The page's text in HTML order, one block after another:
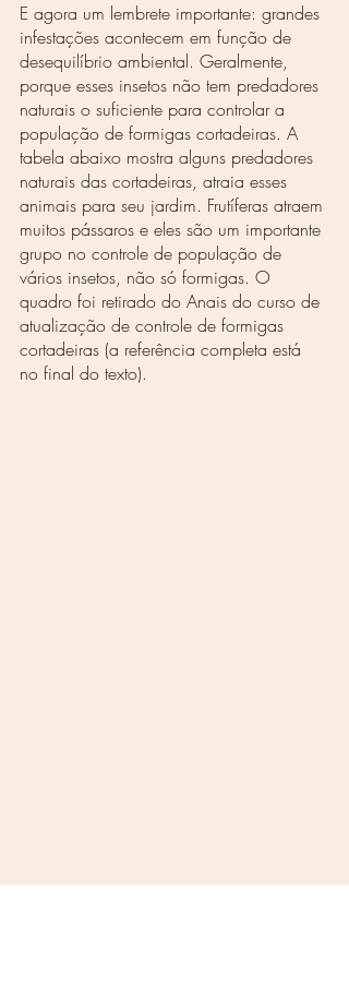
E agora um lembrete importante: grandes
infestações acontecem em função de
desequilíbrio ambiental. Geralmente,
porque esses insetos não tem predadores
naturais o suficiente para controlar a
população de formigas cortadeiras. A
tabela abaixo mostra alguns predadores
naturais das cortadeiras, atraia esses
animais para seu jardim. Frutíferas atraem
muitos pássaros e eles são um importante
grupo no controle de população de
vários insetos, não só formigas. O
quadro foi retirado do Anais do curso de
atualização de controle de formigas
cortadeiras (a referência completa está
no final do texto).